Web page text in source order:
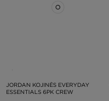
JORDAN KOJINĖS EVERYDAY
ESSENTIALS 6PK CREW